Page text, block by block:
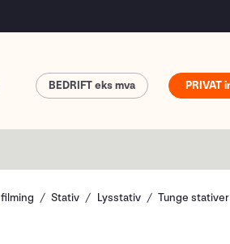
PRIVAT
BEDRIFT
Stativ Lysstativ Tunge stativer